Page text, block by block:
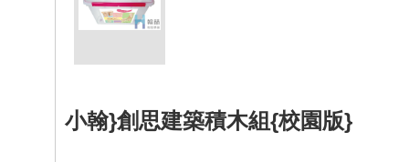
小翰}創思建築積木組{校園版}